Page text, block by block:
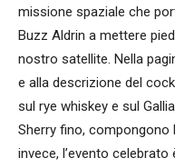
missione spaziale che
Buzz Aldrin a mettere
nostro satellite. Nella
e alla descrizione del
sul rye whiskey e sul
Sherry fino, compongono
invece, l’evento celebrato